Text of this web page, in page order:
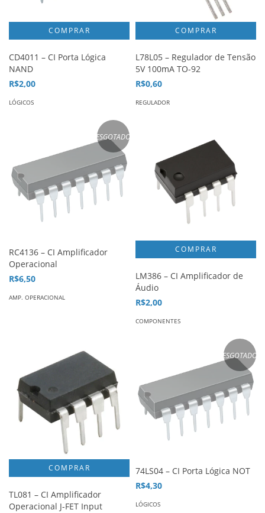
CD4011 – CI Porta Lógica
NAND
R$2,00
LÓGICOS
L78L05 – Regulador de Tensão
5V 100mA TO-92
R$0,60
REGULADOR
ESGOTADO
RC4136 – CI Amplificador
Operacional
R$6,50
AMP. OPERACIONAL
LM386 – CI Amplificador de
Áudio
R$2,00
COMPONENTES
TL081 – CI Amplificador
Operacional J-FET Input
ESGOTADO
74LS04 – CI Porta Lógica NOT
R$4,30
LÓGICOS